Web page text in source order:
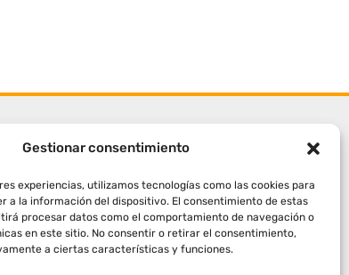
Gestionar consentimiento
experiencias, utilizamos tecnologías como las cookies para
a la información del dispositivo. El consentimiento de estas
procesar datos como el comportamiento de navegación o
en este sitio. No consentir o retirar el consentimiento,
a ciertas características y funciones.